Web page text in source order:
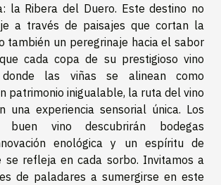
la Ribera del Duero. Este destino no
a través de paisajes que cortan la
también un peregrinaje hacia el sabor
cada copa de su prestigioso vino
las viñas se alinean como
patrimonio inigualable, la ruta del vino
una experiencia sensorial única. Los
buen vino descubrirán bodegas
enológica y un espíritu de
se refleja en cada sorbo. Invitamos a
de paladares a sumergirse en este